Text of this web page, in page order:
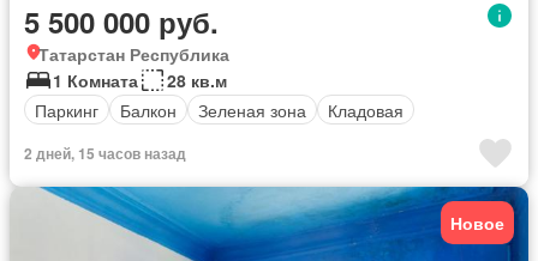
5 500 000 руб.
Татарстан Республика
1 Комната
28 кв.м
Паркинг
Балкон Зеленая зона Кладовая
2 дней, 15 часов назад
Новое